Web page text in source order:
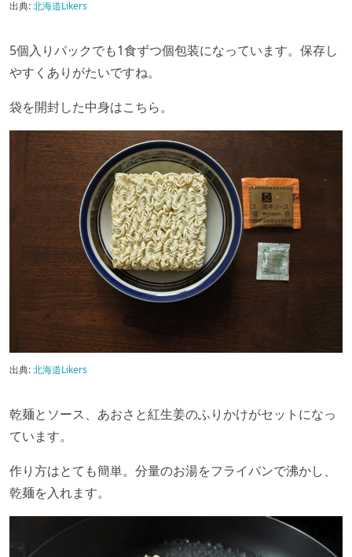
出典:北海道Likers
5個入りパックでも1食ずつ個包装になっています。保存し
やすくありがたいですね。
袋を開封した中身はこちら。
出典:北海道Likers
乾麺とソース、あおさと紅生姜のふりかけがセットになっ
ています。
作り方はとても簡単。分量のお湯をフライパンで沸かし、
乾麺を入れます。